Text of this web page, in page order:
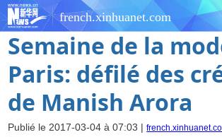
french.xinhuanet.com
Semaine de la
Paris: défilé des
de Manish Arora
Publié le 2017-03-04 à 07:03 |